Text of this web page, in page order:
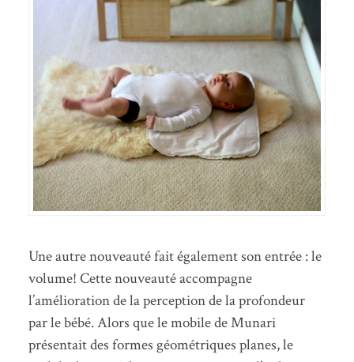
Une autre nouveauté fait également son entrée : le
volume! Cette nouveauté accompagne
l’amélioration de la perception de la profondeur
par le bébé. Alors que le mobile de Munari
présentait des formes géométriques planes, le